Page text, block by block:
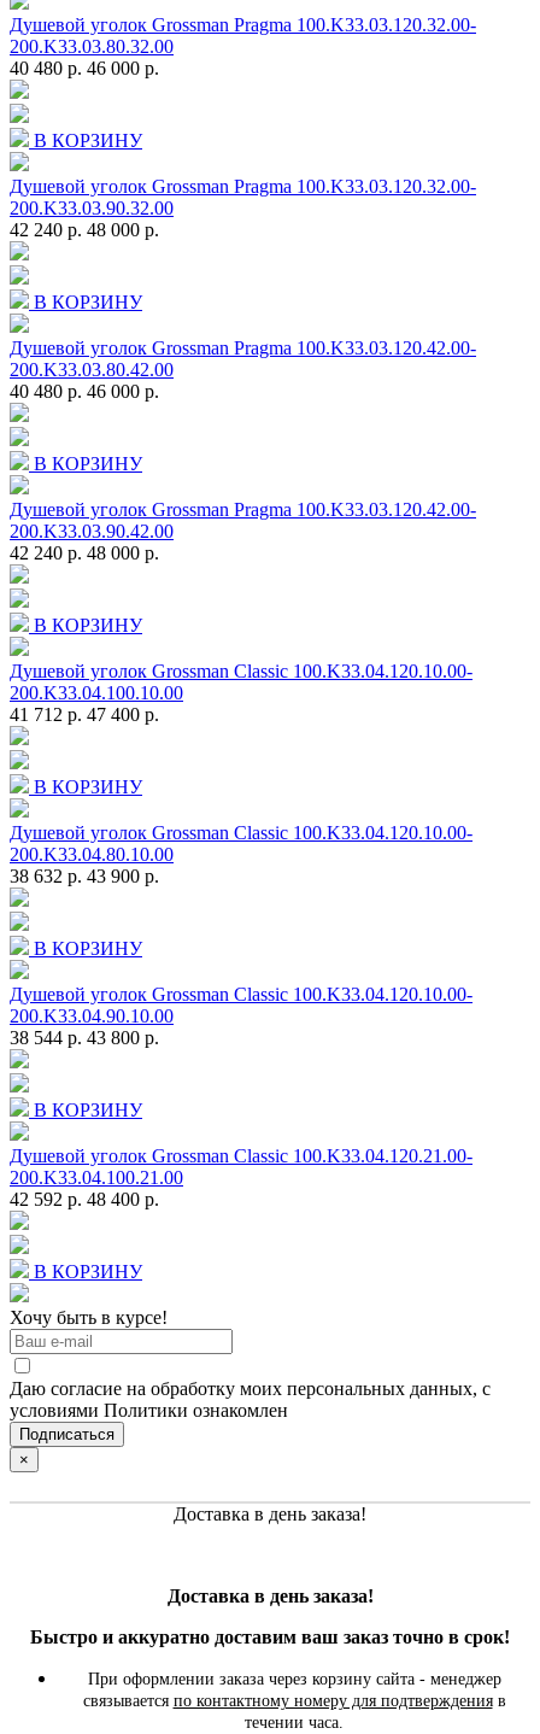
Душевой уголок Grossman Pragma 100.K33.03.120.32.00-
200.K33.03.80.32.00
40 480 р. 46 000 р.
В КОРЗИНУ
Душевой уголок Grossman Pragma 100.K33.03.120.32.00-
200.K33.03.90.32.00
42 240 р. 48 000 р.
В КОРЗИНУ
Душевой уголок Grossman Pragma 100.K33.03.120.42.00-
200.K33.03.80.42.00
40 480 р. 46 000 р.
В КОРЗИНУ
Душевой уголок Grossman Pragma 100.K33.03.120.42.00-
200.K33.03.90.42.00
42 240 р. 48 000 р.
В КОРЗИНУ
Душевой уголок Grossman Classic 100.K33.04.120.10.00-
200.K33.04.100.10.00
41 712 р. 47 400 р.
В КОРЗИНУ
Душевой уголок Grossman Classic 100.K33.04.120.10.00-
200.K33.04.80.10.00
38 632 р. 43 900 р.
В КОРЗИНУ
Душевой уголок Grossman Classic 100.K33.04.120.10.00-
200.K33.04.90.10.00
38 544 р. 43 800 р.
В КОРЗИНУ
Душевой уголок Grossman Classic 100.K33.04.120.21.00-
200.K33.04.100.21.00
42 592 р. 48 400 р.
В КОРЗИНУ
Хочу быть в курсе!
Даю согласие на обработку моих персональных данных, с
условиями Политики ознакомлен
×
Доставка в день заказа!
Доставка в день заказа!
Быстро и аккуратно доставим ваш заказ точно в срок!
При оформлении заказа через корзину сайта - менеджер
связывается по контактному номеру для подтвержденияв
течении часа.